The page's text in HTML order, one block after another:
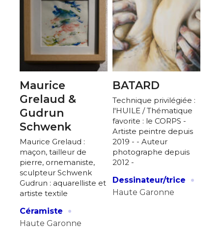
Maurice
Grelaud &
Gudrun
Schwenk
Maurice Grelaud :
maçon, tailleur de
pierre, ornemaniste,
sculpteur Schwenk
Gudrun : aquarelliste et
artiste textile
Céramiste
·
Haute Garonne
BATARD
Technique privilégiée :
l'HUILE / Thématique
favorite : le CORPS -
Artiste peintre depuis
2019 - - Auteur
photographe depuis
2012 -
Dessinateur/trice
·
Haute Garonne